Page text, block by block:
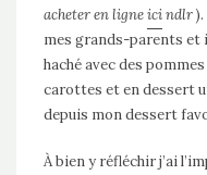
acheter en ligneicindlr
mes grands-parents et
haché avec des
carottes et en dessert
depuis mon dessert
À bien y réfléchir j’ai